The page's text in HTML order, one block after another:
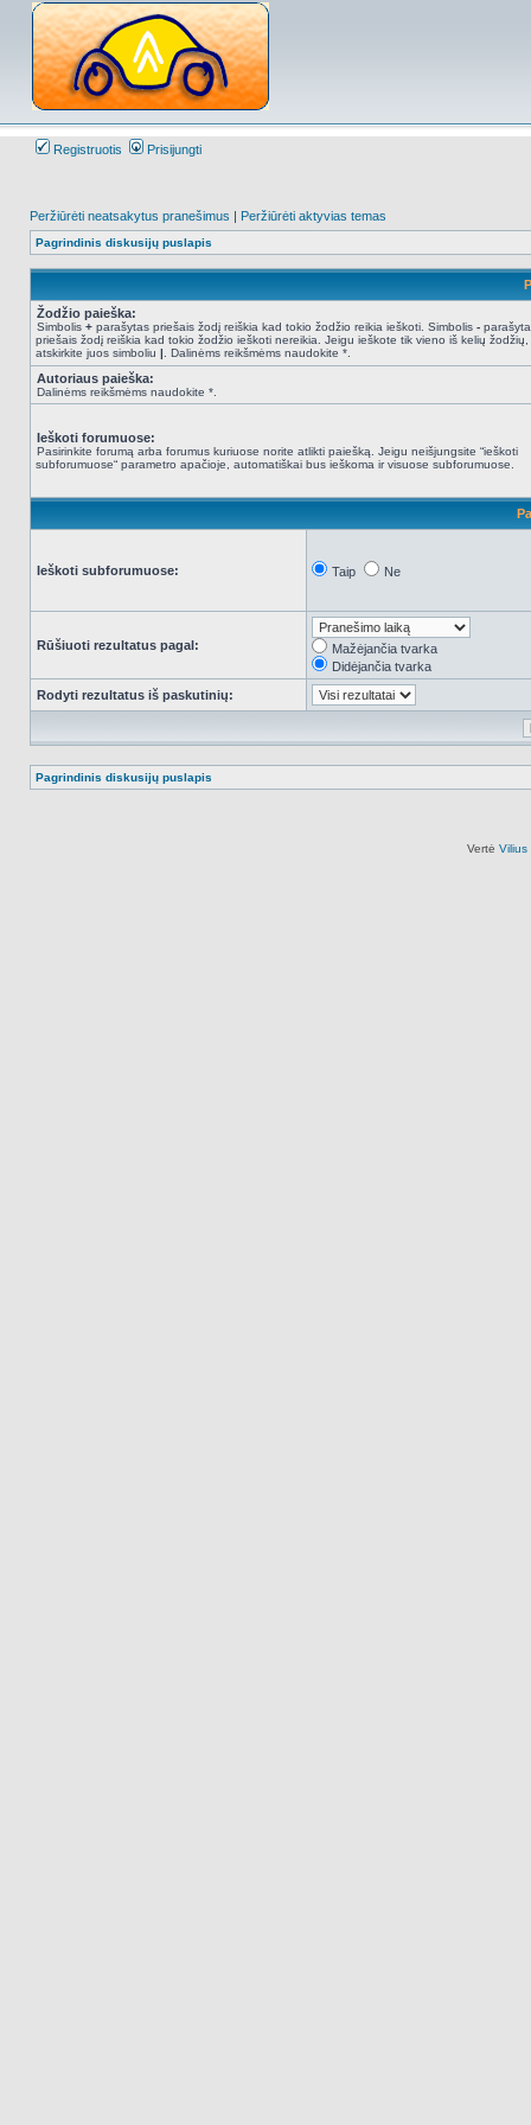
Registruotis Prisijungti
Peržiūrėti neatsakytus pranešimus | Peržiūrėti aktyvias temas
Pagrindinis diskusijų puslapis
Žodžio paieška:
Simbolis + parašytas priešais žodį reiškia kad tokio žodžio reikia ieškoti. Simbolis -
priešais žodį reiškia kad tokio žodžio ieškoti nereikia. Jeigu ieškote tik vieno iš kelių žodžių,
atskirkite juos simboliu | . Dalinėms reikšmėms naudokite *.
Autoriaus paieška:
Dalinėms reikšmėms naudokite *.
Ieškoti forumuose:
Pasirinkite forumą arba forumus kuriuose norite atlikti paiešką. Jeigu neišjungsite “ieškoti
subforumuose“ parametro apačioje, automatiškai bus ieškoma ir visuose subforumuose.
Ieškoti subforumuose: Taip Ne
Rūšiuoti rezultatus pagal:
Mažėjančia tvarka
Didėjančia tvarka
Rodyti rezultatus iš paskutinių:
Pagrindinis diskusijų puslapis
Vertė Vilius